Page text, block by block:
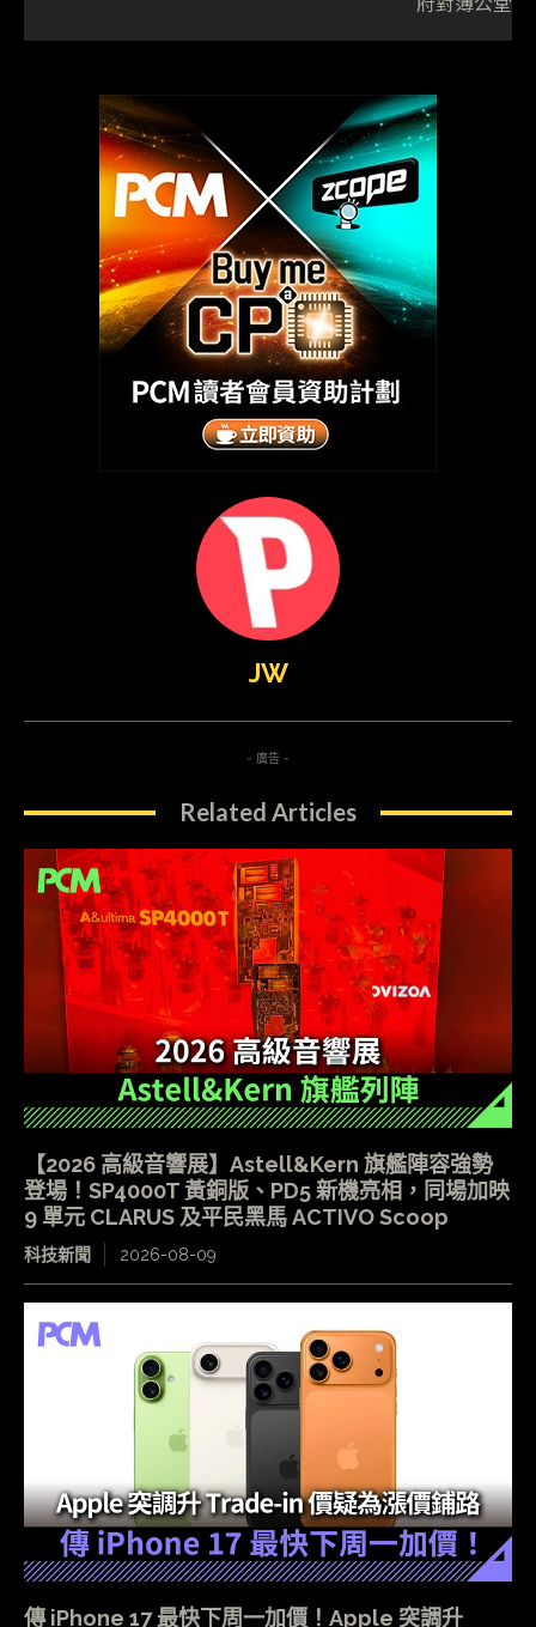
JW
- 廣告 -
Related Articles
【2026 高級音響展】Astell&Kern 旗艦陣容強勢
登場！SP4000T 黃銅版、PD5 新機亮相，同場加映
9 單元 CLARUS 及平民黑馬 ACTIVO Scoop
科技新聞 2026-08-09
傳 iPhone 17 最快下周一加價！Apple 突調升